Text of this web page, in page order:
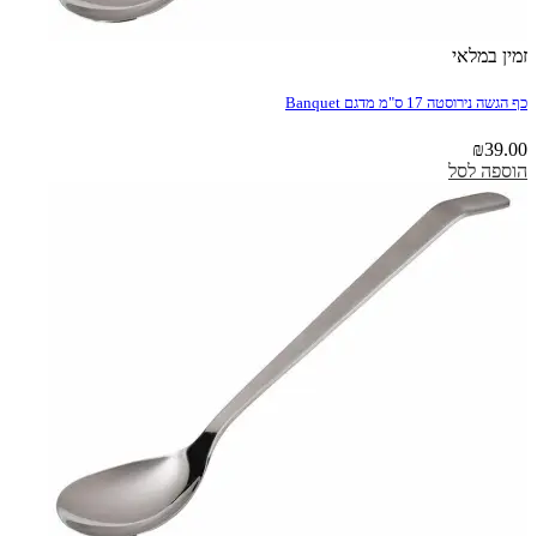
זמין במלאי
כף הגשה נירוסטה 17 ס"מ מדגם Banquet
₪39.00
הוספה לסל